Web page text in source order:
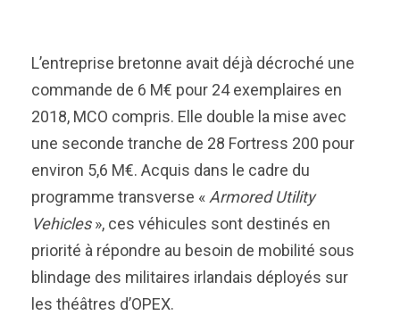
L’entreprise bretonne avait déjà décroché une
commande de 6 M€ pour 24 exemplaires en
2018, MCO compris. Elle double la mise avec
une seconde tranche de 28 Fortress 200 pour
environ 5,6 M€. Acquis dans le cadre du
programme transverse «Armored Utility
Vehicles», ces véhicules sont destinés en
priorité à répondre au besoin de mobilité sous
blindage des militaires irlandais déployés sur
les théâtres d’OPEX.